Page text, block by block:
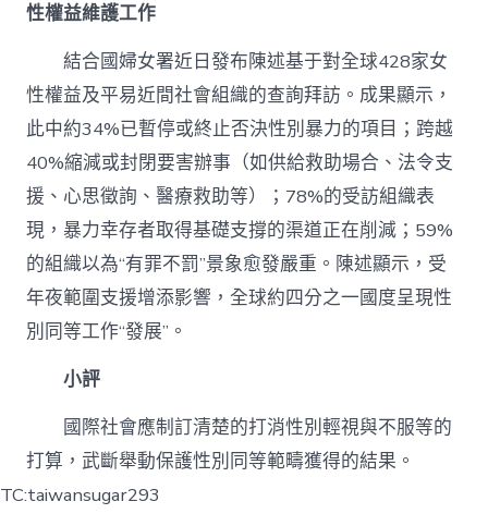
性權益維護工作
結合國婦女署近日發布陳述基于對全球428家女
性權益及平易近間社會組織的查詢拜訪。成果顯示，
此中約34%已暫停或終止否決性別暴力的項目；跨越
40%縮減或封閉要害辦事（如供給救助場合、法令支
援、心思徵詢、醫療救助等）；78%的受訪組織表
現，暴力幸存者取得基礎支撐的渠道正在削減；59%
的組織以為“有罪不罰”景象愈發嚴重。陳述顯示，受
年夜範圍支援增添影響，全球約四分之一國度呈現性
別同等工作“發展”。
小評
國際社會應制訂清楚的打消性別輕視與不服等的
打算，武斷舉動保護性別同等範疇獲得的結果。
TC:taiwansugar293